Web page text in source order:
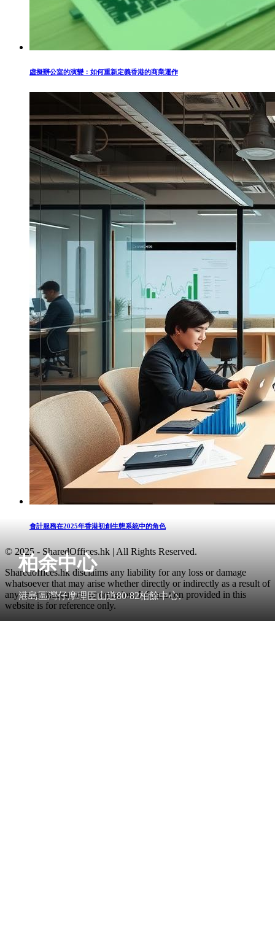
柏余中心
港島區灣仔摩理臣山道80-82柏餘中心,
虛擬辦公室的演變：如何重新定義香港的商業運作
會計服務在2025年香港初創生態系統中的角色
© 2025 - SharedOffices.hk | All Rights Reserved.
Sharedoffices.hk disclaims any liability for any loss or damage
whatsoever that may arise whether directly or indirectly as a result of
any error, inaccuracy or omission. Information provided in this
website is for reference only.